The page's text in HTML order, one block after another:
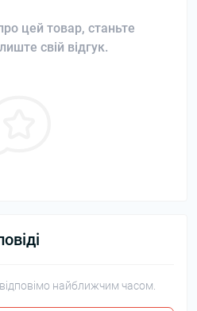
цей товар, станьте
свій відгук.
найближчим часом.